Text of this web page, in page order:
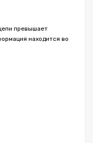
превышает
находится во